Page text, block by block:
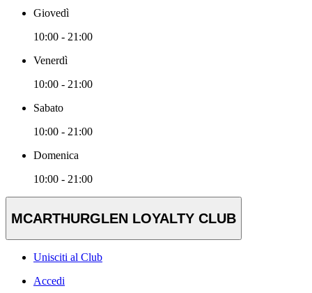
Giovedì
10:00 - 21:00
Venerdì
10:00 - 21:00
Sabato
10:00 - 21:00
Domenica
10:00 - 21:00
MCARTHURGLEN LOYALTY CLUB
Unisciti al Club
Accedi